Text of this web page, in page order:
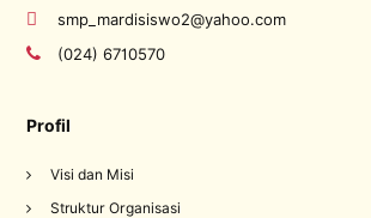
smp_mardisiswo2@yahoo.com
(024) 6710570
Profil
Visi dan Misi
Struktur Organisasi